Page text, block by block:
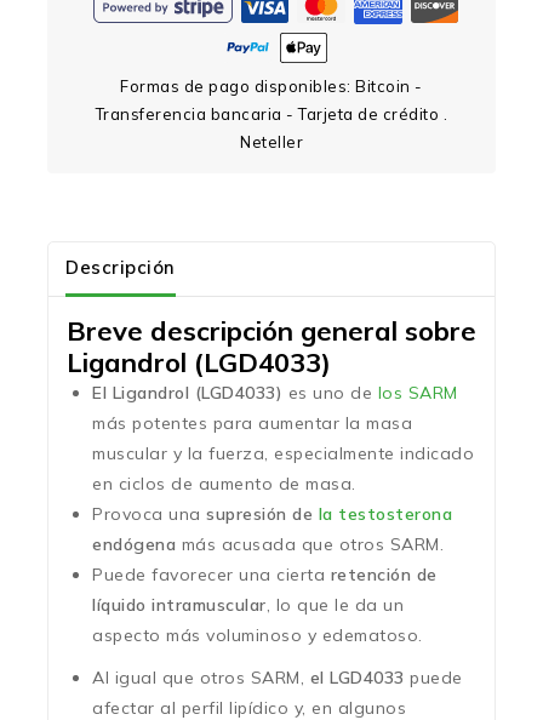
Formas de pago disponibles: Bitcoin -
Transferencia bancaria - Tarjeta de crédito .
Neteller
Descripción
Breve descripción general sobre
Ligandrol (LGD4033)
El Ligandrol (LGD4033) es uno de los SARM
más potentes para aumentar la masa
muscular y la fuerza, especialmente indicado
en ciclos de aumento de masa.
Provoca una supresión de la testosterona
endógena más acusada que otros SARM.
Puede favorecer una cierta retención de
líquido intramuscular , lo que le da un
aspecto más voluminoso y edematoso.
Al igual que otros SARM, el LGD4033 puede
afectar al perfil lipídico y, en algunos